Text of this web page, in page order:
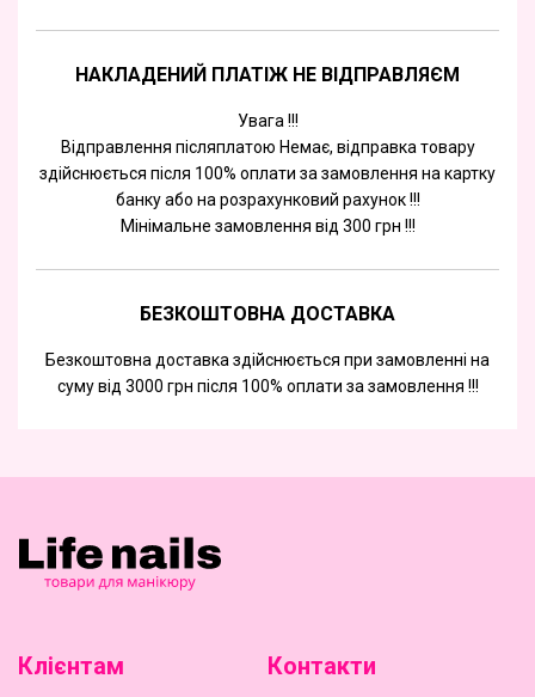
НАКЛАДЕНИЙ ПЛАТІЖ НЕ ВІДПРАВЛЯЄМ
Увага !!!
Відправлення післяплатою Немає, відправка товару
здійснюється після 100% оплати за замовлення на картку
банку або на розрахунковий рахунок !!!
Мінімальне замовлення від 300 грн !!!
БЕЗКОШТОВНА ДОСТАВКА
Безкоштовна доставка здійснюється при замовленні на
суму від 3000 грн після 100% оплати за замовлення !!!
Клієнтам Контакти